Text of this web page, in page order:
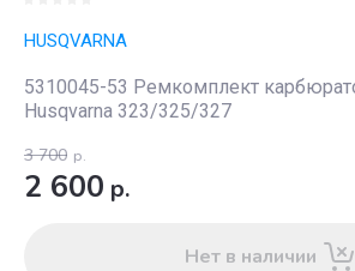
HUSQVARNA
5310045-53 Ремкомплект
Husqvarna 323/325/327
3 700 р.
2 600 р.
Нет в наличии